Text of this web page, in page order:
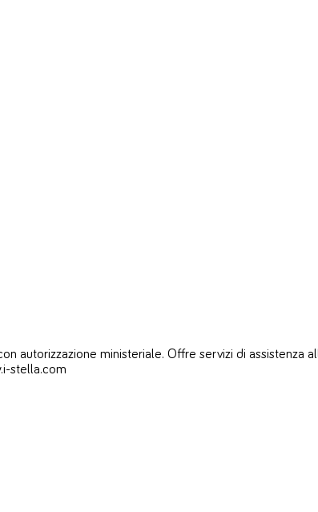
autorizzazione ministeriale. Offre servizi di assistenza
stella.com